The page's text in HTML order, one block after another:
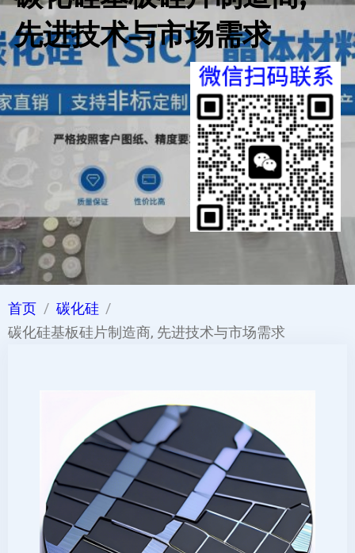
先进技术与市场需求
首页
碳化硅
碳化硅基板硅片制造商, 先进技术与市场需求